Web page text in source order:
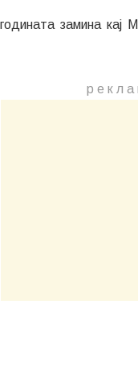
замина
р е к л а